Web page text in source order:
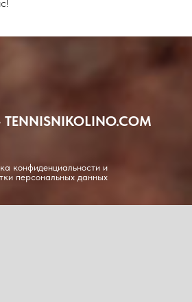
конфиденциальности и
персональных данных